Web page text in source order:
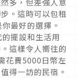
。這時可以包租
最好的選擇。
的擺設和生活用
這樣令人嚮往的
花費5000日幣左
得一訪的民宿。